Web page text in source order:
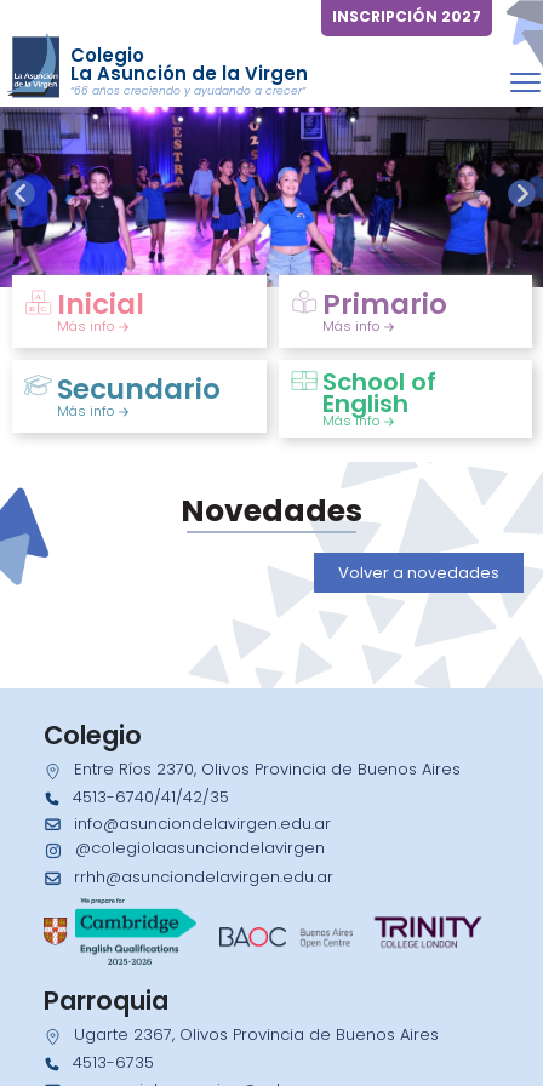
Colegio
La Asunción de la Virgen
“66 años creciendo y ayudando a crecer”
INSCRIPCIÓN 2027
Inicial
Más info
Primario
Más info
Secundario
Más info
School of
English
Más info
Novedades
Volver a novedades
Colegio
Entre Ríos 2370, Olivos Provincia de Buenos Aires
4513-6740/41/42/35
info@asunciondelavirgen.edu.ar
@colegiolaasunciondelavirgen
rrhh@asunciondelavirgen.edu.ar
Parroquia
Ugarte 2367, Olivos Provincia de Buenos Aires
4513-6735